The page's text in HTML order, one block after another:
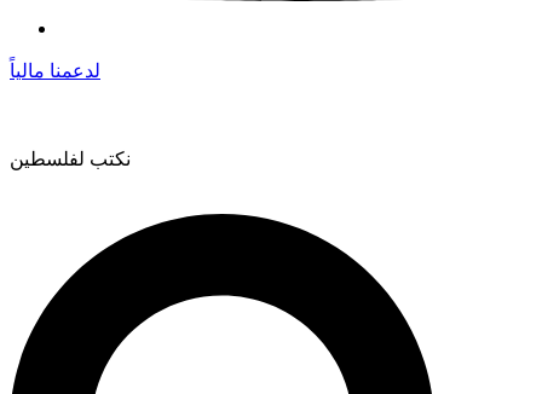
لدعمنا مالياً
نكتب لفلسطين